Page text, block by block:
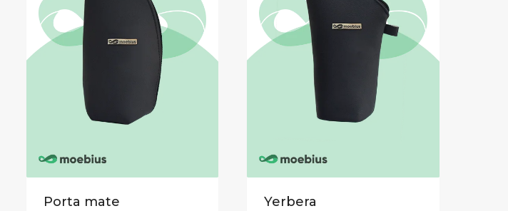
Porta mate Yerbera